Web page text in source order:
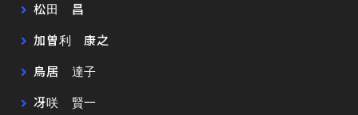
松田 昌
加曽利 康之
鳥居 達子
冴咲 賢一